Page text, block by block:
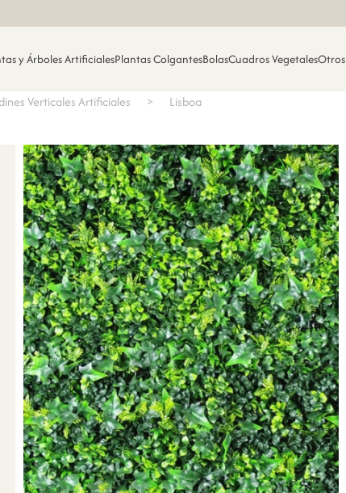
y Árboles ArtificialesPlantas ColgantesBolasCuadros VegetalesOtros
Verticales Artificiales Lisboa